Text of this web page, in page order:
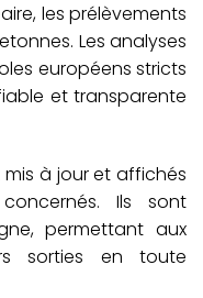
les prélèvements
Les analyses
européens stricts
et transparente
à jour et affichés
Ils sont
permettant aux
sorties en toute